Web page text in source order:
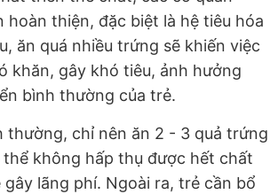
hoàn thiện, đặc biệt là hệ tiêu hóa
ăn quá nhiều trứng sẽ khiến việc
khăn, gây khó tiêu, ảnh hưởng
bình thường của trẻ.
thường, chỉ nên ăn 2 - 3 quả trứng
thể không hấp thụ được hết chất
lãng phí. Ngoài ra, trẻ cần bổ